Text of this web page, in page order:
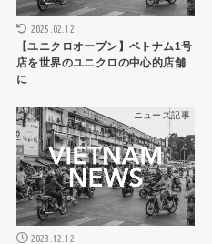
2025.02.12
【ユニクロオープン】ベトナム1号
店を世界のユニクロの中心的店舗
に
ニュース記事
2023.12.12